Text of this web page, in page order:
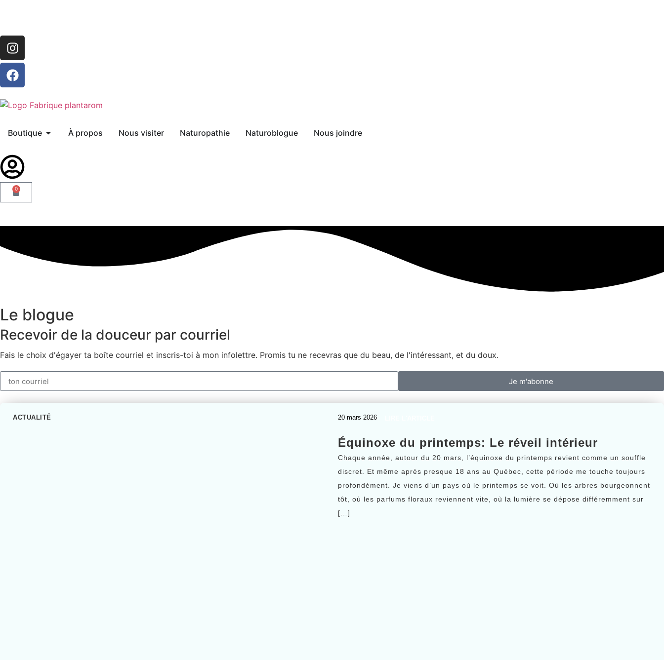
Boutique À propos Nous visiter Naturopathie Naturoblogue Nous joindre
0
Le blogue
Recevoir de la douceur par courriel
Fais le choix d'égayer ta boîte courriel et inscris-toi à mon infolettre. Promis tu ne recevras que du beau, de l'intéressant, et du doux.
Je m'abonne
ACTUALITÉ 20 mars 2026
Équinoxe du printemps: Le réveil intérieur
Chaque année, autour du 20 mars, l’équinoxe du printemps revient comme un souffle
discret. Et même après presque 18 ans au Québec, cette période me touche toujours
profondément. Je viens d’un pays où le printemps se voit. Où les arbres bourgeonnent
tôt, où les parfums floraux reviennent vite, où la lumière se dépose différemment sur
[…]